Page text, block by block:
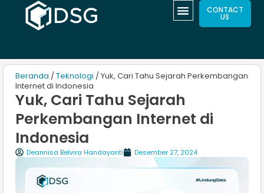
CONTACT
US
Beranda / Teknologi / Yuk, Cari Tahu Sejarah Perkembangan
Internet di Indonesia
Yuk, Cari Tahu Sejarah
Perkembangan Internet di
Indonesia
Deannisa Belvira Handayanti Desember 27, 2024